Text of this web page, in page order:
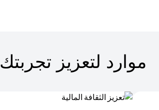
موارد لتعزيز